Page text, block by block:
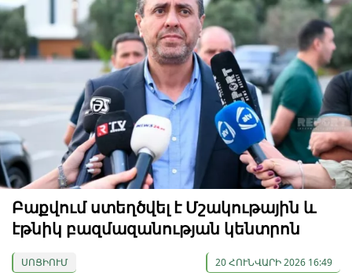
Բաքվում ստեղծվել է Մշակութային և
էթնիկ բազմազանության կենտրոն
ՍՈՑԻՈՒՄ 20 ՀՈՒՆՎԱՐԻ 2026 16:49